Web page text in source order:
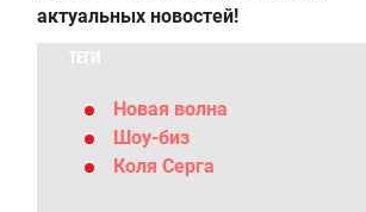
актуальных новостей!
ТЕГИ
Новая волна
Шоу-биз
Коля Серга